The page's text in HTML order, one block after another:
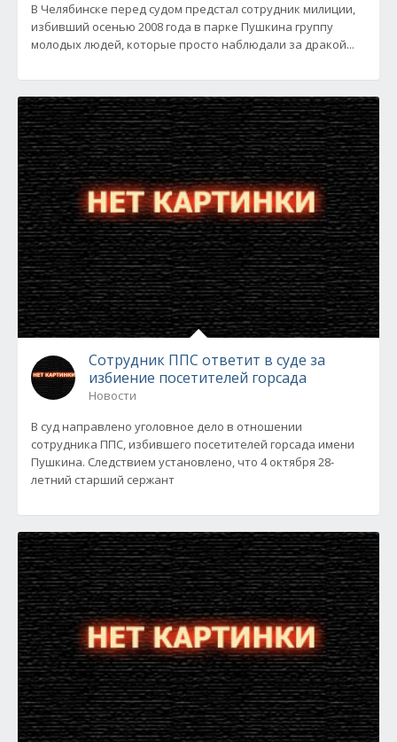
В Челябинске перед судом предстал сотрудник милиции,
избивший осенью 2008 года в парке Пушкина группу
молодых людей, которые просто наблюдали за дракой...
Сотрудник ППС ответит в суде за
избиение посетителей горсада
Новости
В суд направлено уголовное дело в отношении
сотрудника ППС, избившего посетителей горсада имени
Пушкина. Следствием установлено, что 4 октября 28-
летний старший сержант